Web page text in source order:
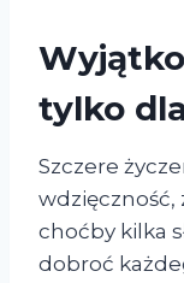
tylko
Szczere
wdzięczność,
choćby kilka
dobroć